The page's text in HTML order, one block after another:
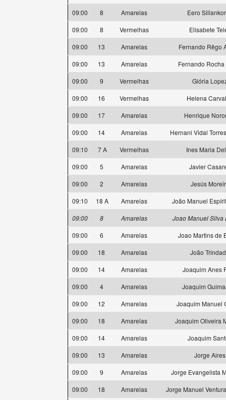
09:00
8 Amarelas
Eero
09:00
8 Vermelhas
Elisabete
09:00
13 Amarelas
Fernando Rêgo
09:00
13 Amarelas
Fernando Rocha
09:00
9 Vermelhas
Glória
09:00
16 Vermelhas
Helena
09:00
17 Amarelas
Henrique
09:00
14 Amarelas
Hernani Vidal
09:10
7 A Vermelhas
Ines Maria
09:00
5 Amarelas
Javier
09:00
2 Amarelas
Jesús
09:10
18 A Amarelas
João Manuel
09:00
8 Amarelas
Joao Manuel Silva
09:00
6 Amarelas
Joao Martins de
09:00
18 Amarelas
João
09:00
14 Amarelas
Joaquim Anes
09:00
4 Amarelas
Joaquim
09:00
12 Amarelas
Joaquim Manuel
09:00
18 Amarelas
Joaquim Oliveira
09:00
14 Amarelas
Joaquim
09:00
13 Amarelas
Jorge Aires
09:00
9 Amarelas
Jorge Evangelista
09:00
18 Amarelas
Jorge Manuel